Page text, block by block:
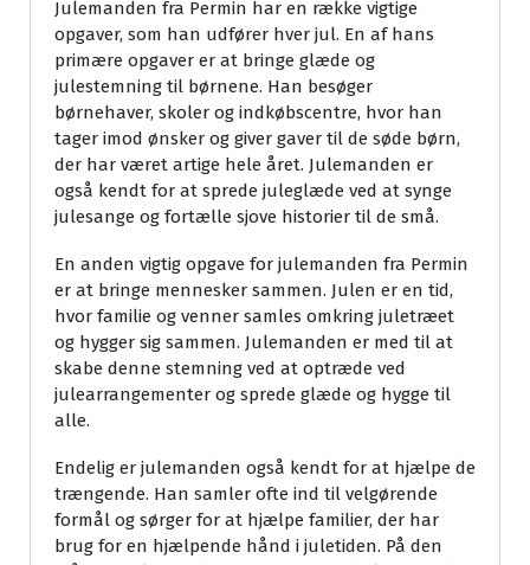
Julemanden fra Permin har en række vigtige
opgaver, som han udfører hver jul. En af hans
primære opgaver er at bringe glæde og
julestemning til børnene. Han besøger
børnehaver, skoler og indkøbscentre, hvor han
tager imod ønsker og giver gaver til de søde børn,
der har været artige hele året. Julemanden er
også kendt for at sprede juleglæde ved at synge
julesange og fortælle sjove historier til de små.
En anden vigtig opgave for julemanden fra Permin
er at bringe mennesker sammen. Julen er en tid,
hvor familie og venner samles omkring juletræet
og hygger sig sammen. Julemanden er med til at
skabe denne stemning ved at optræde ved
julearrangementer og sprede glæde og hygge til
alle.
Endelig er julemanden også kendt for at hjælpe de
trængende. Han samler ofte ind til velgørende
formål og sørger for at hjælpe familier, der har
brug for en hjælpende hånd i juletiden. På den